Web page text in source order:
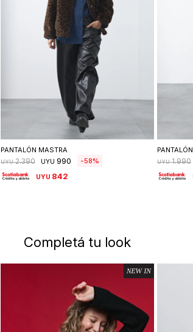
Seleccionar talle
PANTALÓN MASTRA
UYU 2.390 UYU 990 58
UYU 842
UYU 1.990
Completá tu look